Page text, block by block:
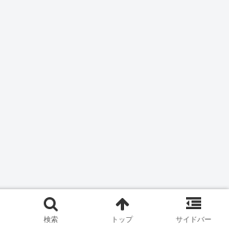
検索 トップ サイドバー